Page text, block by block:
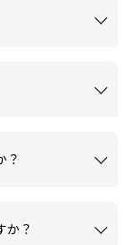
？
か？